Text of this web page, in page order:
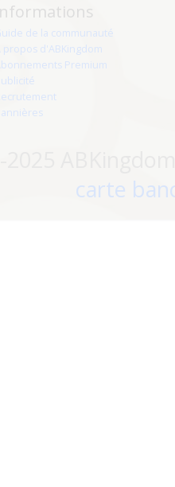
de la communauté
propos d'ABKingdom
Premium
carte